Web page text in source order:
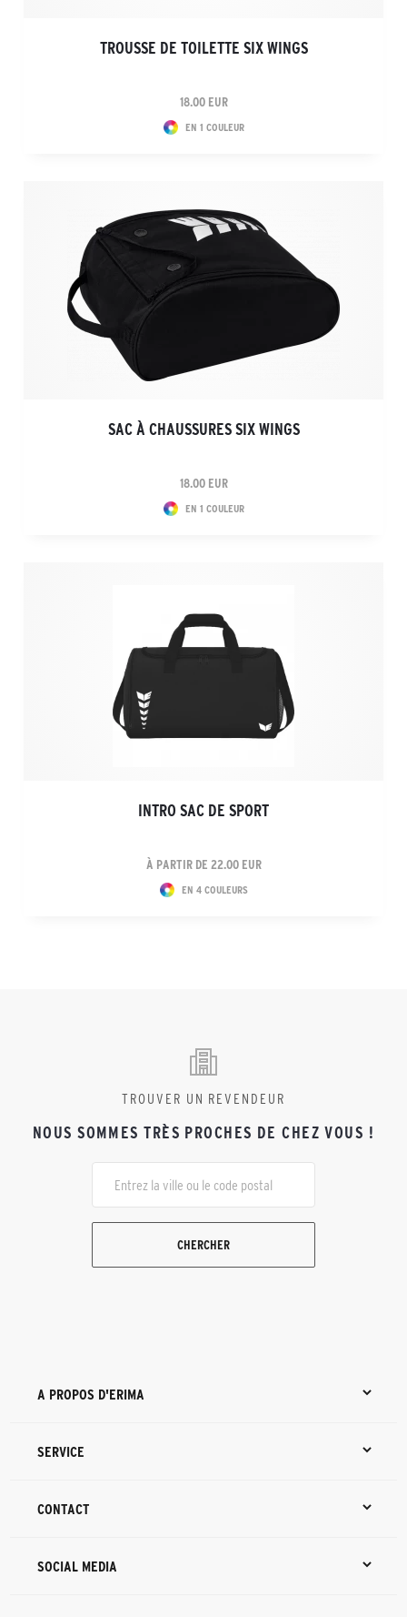
TROUSSE DE TOILETTE SIX WINGS
18.00 EUR
EN 1 COULEUR
SAC À CHAUSSURES SIX WINGS
18.00 EUR
EN 1 COULEUR
INTRO SAC DE SPORT
À PARTIR DE 22.00 EUR
EN 4 COULEURS
TROUVER UN REVENDEUR
NOUS SOMMES TRÈS PROCHES DE CHEZ VOUS !
CHERCHER
A PROPOS D'ERIMA
SERVICE
CONTACT
SOCIAL MEDIA